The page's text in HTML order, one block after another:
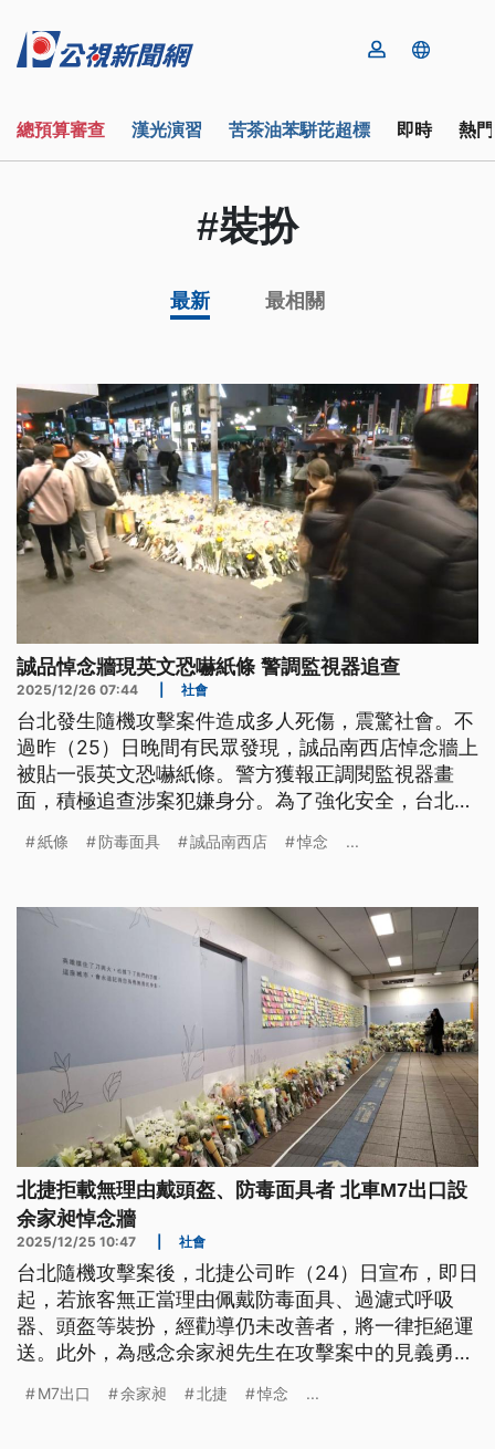
總預算審查 漢光演習 苦茶油苯駢芘超標 即時 熱
#裝扮
最新 最相關
誠品悼念牆現英文恐嚇紙條 警調監視器追查
2025/12/26 07:44 社會
台北發生隨機攻擊案件造成多人死傷，震驚社會。不
過昨（25）日晚間有民眾發現，誠品南西店悼念牆上
被貼一張英文恐嚇紙條。警方獲報正調閱監視器畫
面，積極追查涉案犯嫌身分。為了強化安全，台北捷
過濾呼吸器等引發危安疑慮的裝扮，經過勸導未改善
紙條 防毒面具 誠品南西店 悼念 ...
北捷拒載無理由戴頭盔、防毒面具者 北車M7出口設
余家昶悼念牆
2025/12/25 10:47 社會
台北隨機攻擊案後，北捷公司昨（24）日宣布，即日
起，若旅客無正當理由佩戴防毒面具、過濾式呼吸
器、頭盔等裝扮，經勸導仍未改善者，將一律拒絕運
送。此外，為感念余家昶先生在攻擊案中的見義勇
念牆，供民眾緬懷追思。
M7出口 余家昶 北捷 悼念 ...